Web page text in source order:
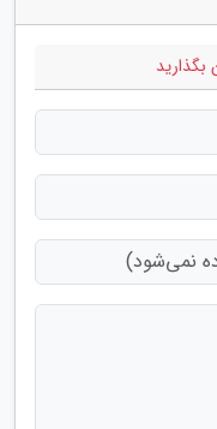
بگذارید